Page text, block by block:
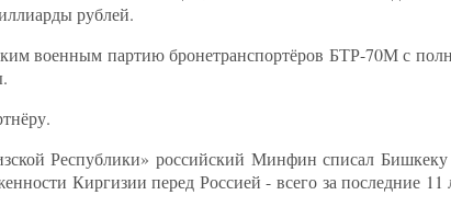
рублей.
военным партию бронетранспортёров БТР-70М с
Республики» российский Минфин списал Бишкеку
Киргизии перед Россией - всего за последние 11